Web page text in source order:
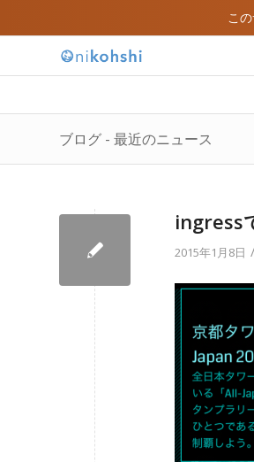
こ
ブログ - 最近のニュース
ingress
2015年1月8日 /